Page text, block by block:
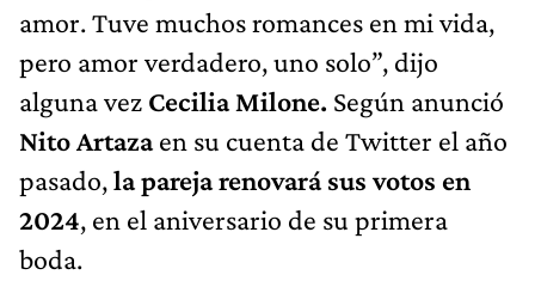
amor. Tuve muchos romances en mi vida,
pero amor verdadero, uno solo”, dijo
alguna vez Cecilia Milone. Según anunció
Nito Artazaen su cuenta de Twitter el año
pasado,la pareja renovará sus votos en
2024, en el aniversario de su primera
boda.